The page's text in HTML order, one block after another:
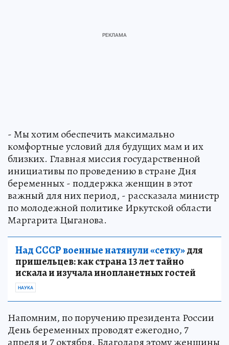
- Мы хотим обеспечить максимально
комфортные условий для будущих мам и их
близких. Главная миссия государственной
инициативы по проведению в стране Дня
беременных - поддержка женщин в этот
важный для них период, - рассказала министр
по молодежной политике Иркутской области
Маргарита Цыганова.
Над СССР военные натянули «сетку»для
пришельцев: как страна 13 лет тайно
искала и изучала инопланетных гостей
НАУКА
Напомним, по поручению президента России
День беременных проводят ежегодно, 7